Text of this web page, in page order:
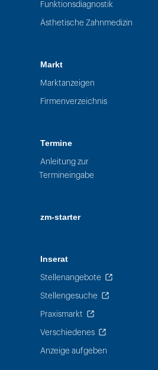
Funktionsdiagnostik
Ästhetische Zahnmedizin
Markt
Marktanzeigen
Firmenverzeichnis
Termine
Anleitung zur
Termineingabe
zm-starter
Inserat
Stellenangebote
Stellengesuche
Praxismarkt
Verschiedenes
Anzeige aufgeben